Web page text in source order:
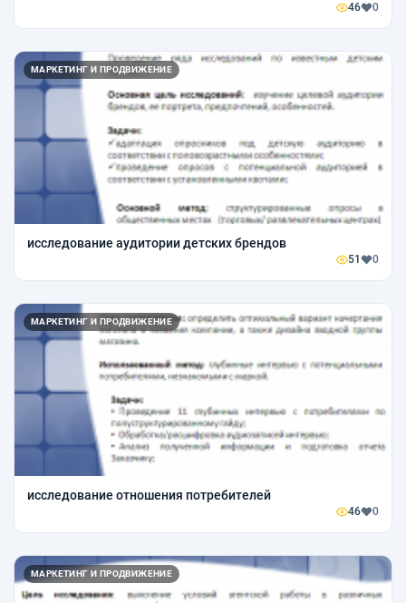
46 0
МАРКЕТИНГ И ПРОДВИЖЕНИЕ
исследование аудитории детских брендов
51 0
МАРКЕТИНГ И ПРОДВИЖЕНИЕ
исследование отношения потребителей
46 0
МАРКЕТИНГ И ПРОДВИЖЕНИЕ